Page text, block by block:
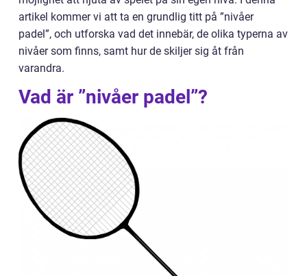
artikel kommer vi att ta en grundlig titt på ”nivåer
padel”, och utforska vad det innebär, de olika typerna av
nivåer som finns, samt hur de skiljer sig åt från
varandra.
Vad är ”nivåer padel”?